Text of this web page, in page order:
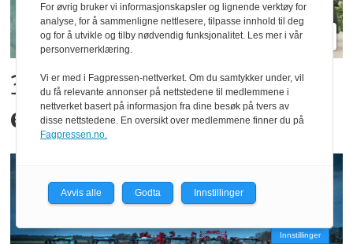
300 kroner timen med
epler og moreller
Innstillinger
For øvrig bruker vi informasjonskapsler og lignende verktøy for
analyse, for å sammenligne nettlesere, tilpasse innhold til deg
og for å utvikle og tilby nødvendig funksjonalitet. Les mer i vår
personvernerklæring.
Vi er med i Fagpressen-nettverket. Om du samtykker under, vil
du få relevante annonser på nettstedene til medlemmene i
nettverket basert på informasjon fra dine besøk på tvers av
disse nettstedene. En oversikt over medlemmene finner du på
Fagpressen.no.
Avvis alle Godta Innstillinger